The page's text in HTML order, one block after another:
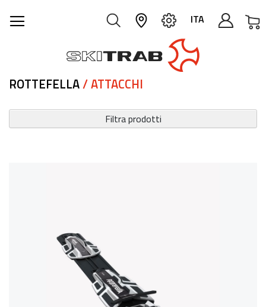
ITA
ROTTEFELLA/ ATTACCHI
Filtra prodotti